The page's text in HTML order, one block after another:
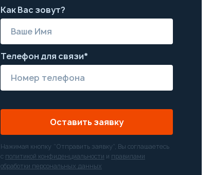
Как Вас зовут?
Телефон для связи*
Оставить заявку
Нажимая кнопку “Отправить заявку”, Вы соглашаетесь
с политикой конфиденциальности и правилами
обработки персональных данных